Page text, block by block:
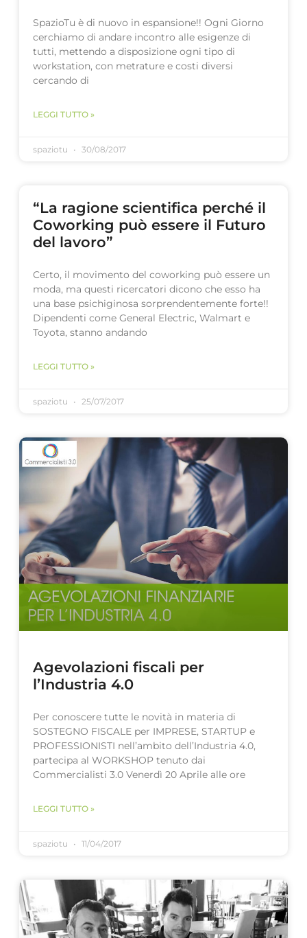
SpazioTu è di nuovo in espansione!! Ogni Giorno
cerchiamo di andare incontro alle esigenze di
tutti, mettendo a disposizione ogni tipo di
workstation, con metrature e costi diversi
cercando di
LEGGI TUTTO »
spaziotu 30/08/2017
“La ragione scientifica perché il
Coworking può essere il Futuro
del lavoro”
Certo, il movimento del coworking può essere un
moda, ma questi ricercatori dicono che esso ha
una base psichiginosa sorprendentemente forte!!
Dipendenti come General Electric, Walmart e
Toyota, stanno andando
LEGGI TUTTO »
spaziotu 25/07/2017
Agevolazioni fiscali per
l’Industria 4.0
Per conoscere tutte le novità in materia di
SOSTEGNO FISCALE per IMPRESE, STARTUP e
PROFESSIONISTI nell’ambito dell’Industria 4.0,
partecipa al WORKSHOP tenuto dai
Commercialisti 3.0 Venerdì 20 Aprile alle ore
LEGGI TUTTO »
spaziotu 11/04/2017